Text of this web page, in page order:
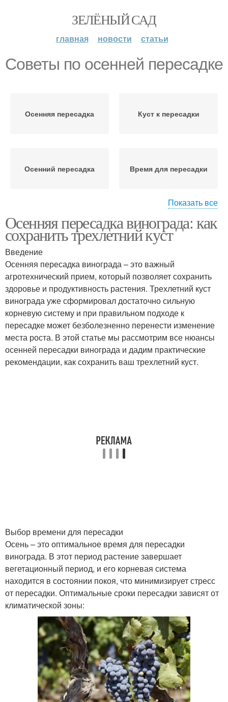
ЗЕЛЁНЫЙ САД
главная новости статьи
Советы по осенней пересадке
Осенняя пересадка Куст к пересадки
Осенний пересадка Время для пересадки
Виноград к пересадке Место для пересадки
Куст перед пересадкой
Показать все
Осенняя пересадка винограда: как
сохранить трехлетний куст
Введение
Осенняя пересадка винограда – это важный
агротехнический прием, который позволяет сохранить
здоровье и продуктивность растения. Трехлетний куст
винограда уже сформировал достаточно сильную
корневую систему и при правильном подходе к
пересадке может безболезненно перенести изменение
места роста. В этой статье мы рассмотрим все нюансы
осенней пересадки винограда и дадим практические
рекомендации, как сохранить ваш трехлетний куст.
Выбор времени для пересадки
Осень – это оптимальное время для пересадки
винограда. В этот период растение завершает
вегетационный период, и его корневая система
находится в состоянии покоя, что минимизирует стресс
от пересадки. Оптимальные сроки пересадки зависят от
климатической зоны: